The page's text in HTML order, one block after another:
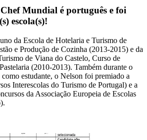
Mundial é português e foi
escola(s)!
da Escola de Hotelaria e Turismo de
e Produção de Cozinha (2013-2015) e da
de Viana do Castelo, Curso de
(2010-2013). Também durante o
estudante, o Nelson foi premiado a
Interescolas do Turismo de Portugal) e a
da Associação Europeia de Escolas